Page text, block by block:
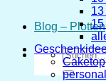
Blog – Plotten
Suchen
nach:
15